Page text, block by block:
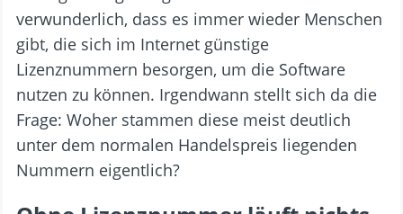
verwunderlich, dass es immer wieder Menschen
gibt, die sich im Internet günstige
Lizenznummern besorgen, um die Software
nutzen zu können. Irgendwann stellt sich da die
Frage: Woher stammen diese meist deutlich
unter dem normalen Handelspreis liegenden
Nummern eigentlich?